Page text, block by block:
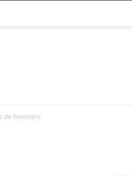
de financiero